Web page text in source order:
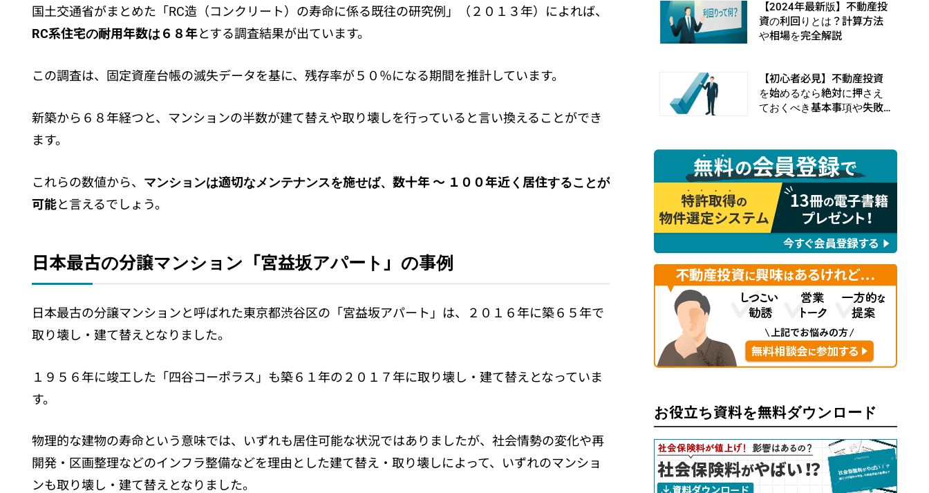
国土交通省がまとめた「RC造（コンクリート）の寿命に係る既往の研究例」（２０１３年）によれば、
RC系住宅の耐用年数は６８年とする調査結果が出ています。
この調査は、固定資産台帳の滅失データを基に、残存率が５０％になる期間を推計しています。
新築から６８年経つと、マンションの半数が建て替えや取り壊しを行っていると言い換えることができ
ます。
これらの数値から、 マンションは適切なメンテナンスを施せば、数十年 〜 １００年近く居住することが
可能と言えるでしょう。
日本最古の分譲マンション「宮益坂アパート」の事例
日本最古の分譲マンションと呼ばれた東京都渋谷区の「宮益坂アパート」は、２０１６年に築６５年で
取り壊し・建て替えとなりました。
１９５６年に竣工した「四谷コーポラス」も築６１年の２０１７年に取り壊し・建て替えとなっていま
す。
物理的な建物の寿命という意味では、いずれも居住可能な状況ではありましたが、社会情勢の変化や再
開発・区画整理などのインフラ整備などを理由とした建て替え・取り壊しによって、いずれのマンショ
ンも取り壊し・建て替えとなりました。
【2024年最新版】不動産投
資の利回りとは？計算方法
や相場を完全解説
【初心者必見】不動産投資
を始めるなら絶対に押さえ
ておくべき基本事項や失敗
お役立ち資料を無料ダウンロード